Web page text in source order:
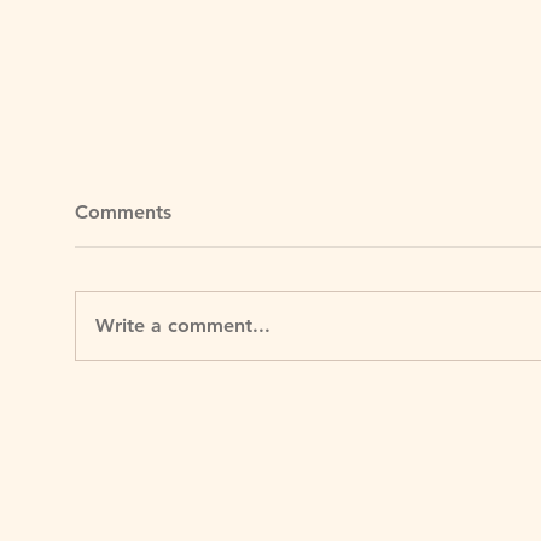
Igable的霓虹燈博物館
Comments
Write a comment...